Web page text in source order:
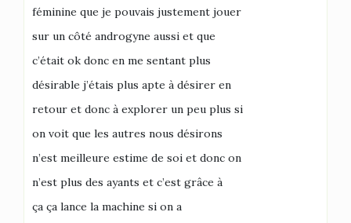
féminine que je pouvais justement jouer
sur un côté androgyne aussi et que
c’était ok donc en me sentant plus
désirable j’étais plus apte à désirer en
retour et donc à explorer un peu plus si
on voit que les autres nous désirons
n’est meilleure estime de soi et donc on
n’est plus des ayants et c’est grâce à
ça ça lance la machine si on a